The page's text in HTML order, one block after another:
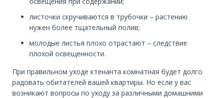
листочки скручиваются в трубочки – растению
нужен более тщательный полив;
молодые листья плохо отрастают – следствие
плохой освещенности.
При правильном уходе ктенанта комнатная будет долго
радовать обитателей вашей квартиры. Но если у вас
возникают вопросы по уходу за различными домашними